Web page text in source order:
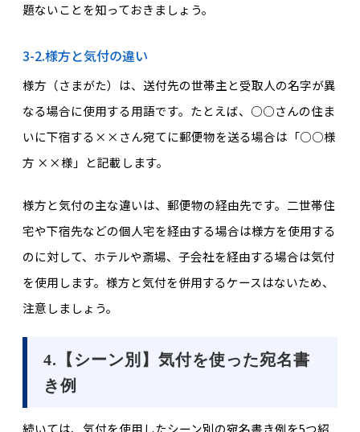
題ないことを知っておきましょう。
3-2.様方と気付の違い
様方（さまがた）は、送付先の世帯主と受取人の名字が異
なる場合に使用する用語です。たとえば、○○さんの住ま
いに下宿する××さん宛てに郵便物を送る場合は「○○様
方 ××様」と記載します。
様方と気付の主な違いは、郵便物の経由先です。二世帯住
宅や下宿先などの個人宅を経由する場合は様方を使用する
のに対して、ホテルや斎場、子会社を経由する場合は気付
を使用します。様方と気付を併用するケースはないため、
注意しましょう。
4.【シーン別】気付を使った宛名書
き例